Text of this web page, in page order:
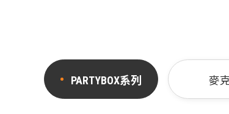
PARTYBOX系列 麥